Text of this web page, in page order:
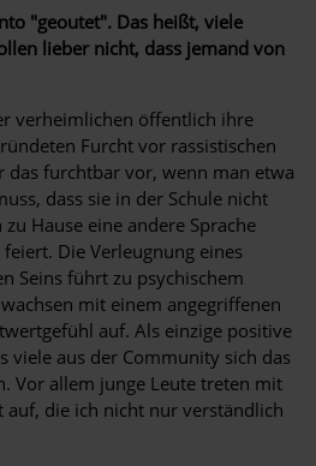
"geoutet". Das heißt, viele
lieber nicht, dass ­jemand von
verheimlichen öffentlich ihre
Furcht vor rassistischen
das furchtbar vor, wenn man etwa
dass sie in der Schule nicht
Hause eine andere Sprache
Die Verleugnung eines
Seins führt zu psychischem
mit einem angegriffenen
auf. Als einzige positive
viele aus der Community sich das
Vor allem junge Leute treten mit
auf, die ich nicht nur verständlich